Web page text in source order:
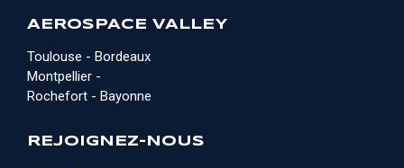
AEROSPACE VALLEY
Toulouse - Bordeaux
Montpellier -
Rochefort - Bayonne
REJOIGNEZ-NOUS